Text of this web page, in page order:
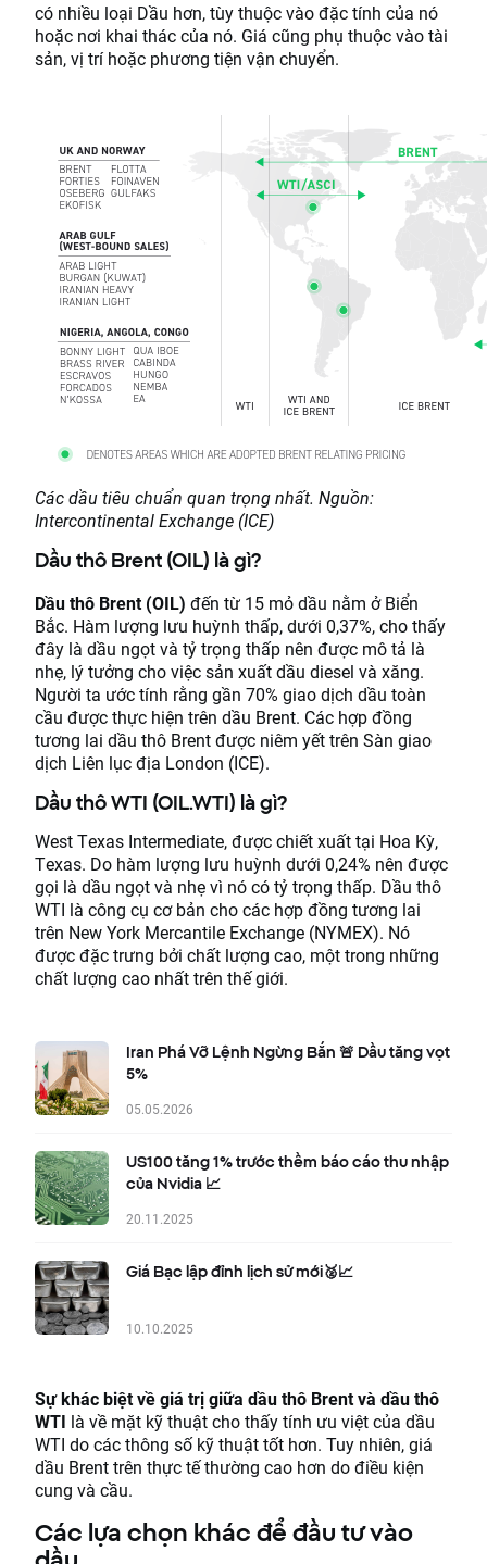
có nhiều loại Dầu hơn, tùy thuộc vào đặc tính của nó
hoặc nơi khai thác của nó. Giá cũng phụ thuộc vào tài
sản, vị trí hoặc phương tiện vận chuyển.
Các dầu tiêu chuẩn quan trọng nhất. Nguồn:
Intercontinental Exchange (ICE)
Dầu thô Brent (OIL) là gì?
Dầu thô Brent (OIL) đến từ 15 mỏ dầu nằm ở Biển
Bắc. Hàm lượng lưu huỳnh thấp, dưới 0,37%, cho thấy
đây là dầu ngọt và tỷ trọng thấp nên được mô tả là
nhẹ, lý tưởng cho việc sản xuất dầu diesel và xăng.
Người ta ước tính rằng gần 70% giao dịch dầu toàn
cầu được thực hiện trên dầu Brent. Các hợp đồng
tương lai dầu thô Brent được niêm yết trên Sàn giao
dịch Liên lục địa London (ICE).
Dầu thô WTI (OIL.WTI) là gì?
West Texas Intermediate, được chiết xuất tại Hoa Kỳ,
Texas. Do hàm lượng lưu huỳnh dưới 0,24% nên được
gọi là dầu ngọt và nhẹ vì nó có tỷ trọng thấp. Dầu thô
WTI là công cụ cơ bản cho các hợp đồng tương lai
trên New York Mercantile Exchange (NYMEX). Nó
được đặc trưng bởi chất lượng cao, một trong những
chất lượng cao nhất trên thế giới.
Iran Phá Vỡ Lệnh Ngừng Bắn 🚨 Dầu tăng vọt
5%
05.05.2026
US100 tăng 1% trước thềm báo cáo thu nhập
của Nvidia 📈
20.11.2025
Giá Bạc lập đỉnh lịch sử mới🥈📈
10.10.2025
Sự khác biệt về giá trị giữa dầu thô Brent và dầu thô
WTI là về mặt kỹ thuật cho thấy tính ưu việt của dầu
WTI do các thông số kỹ thuật tốt hơn. Tuy nhiên, giá
dầu Brent trên thực tế thường cao hơn do điều kiện
cung và cầu.
Các lựa chọn khác để đầu tư vào